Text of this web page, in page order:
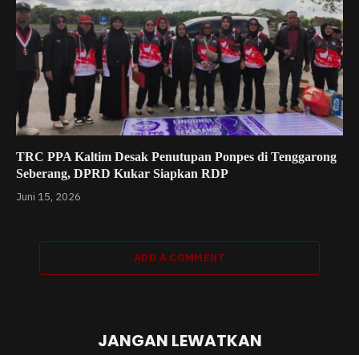
TRC PPA Kaltim Desak Penutupan Ponpes di Tenggarong
Seberang, DPRD Kukar Siapkan RDP
Juni 15, 2026
ADD A COMMENT
JANGAN LEWATKAN